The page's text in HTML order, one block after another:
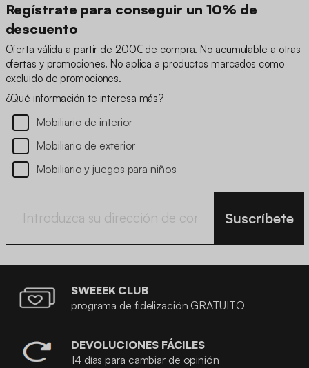
Regístrate para conseguir un 10% de
descuento
Oferta válida a partir de 200€ de compra. No acumulable a otras
ofertas y promociones. No aplica a productos marcados como
excluido de promociones.
¿Qué información te interesa más?
Mobiliario de interior
Mobiliario de exterior
Mobiliario y juegos para niños
Suscríbete
SWEEEK CLUB
programa de fidelización GRATUITO
DEVOLUCIONES FÁCILES
14 días para cambiar de opinión